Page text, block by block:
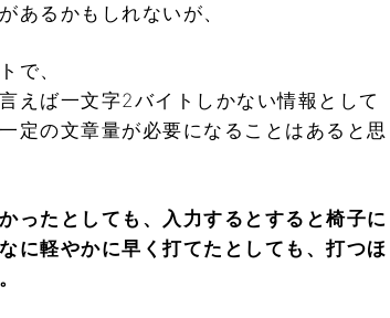
あるかもしれないが、
で、
えば一文字2バイトしかない情報として
定の文章量が必要になることはあると思
ったとしても、入力するとすると椅子に
に軽やかに早く打てたとしても、打つほ